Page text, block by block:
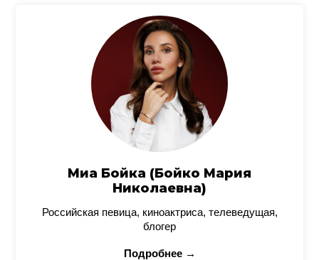
Миа Бойка (Бойко Мария
Николаевна)
Российская певица, киноактриса, телеведущая,
блогер
Подробнее →